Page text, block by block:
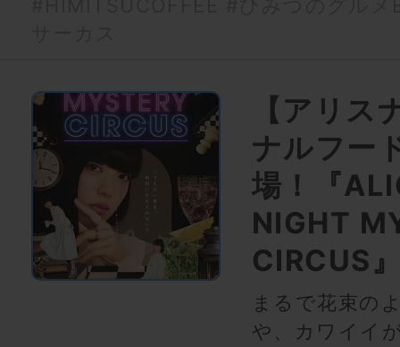
【アリス
ナルフー
場！『
NIGHT
CIRCUS
まるで花束の
や、カワイイ